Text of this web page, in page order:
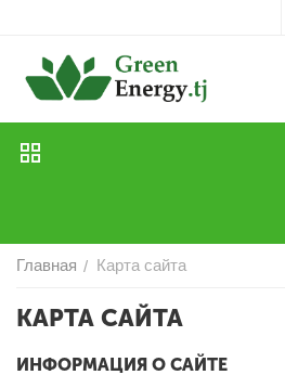
Главная / Карта сайта
КАРТА САЙТА
ИНФОРМАЦИЯ О САЙТЕ